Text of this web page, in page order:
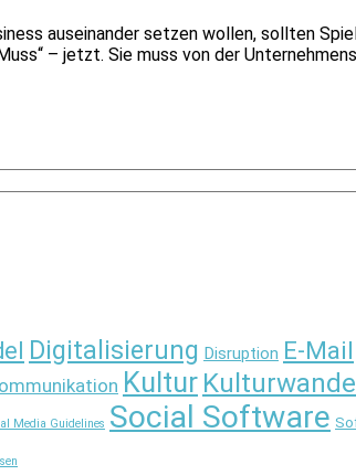
auseinander setzen wollen, sollten
– jetzt. Sie muss von der
Digitalisierung Disruption E-Mail
Kultur
Media Guidelines Social Software